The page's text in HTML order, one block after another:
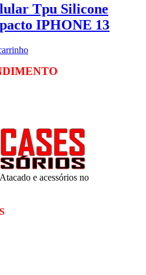
Tpu Silicone
IPHONE 13
e acessórios no